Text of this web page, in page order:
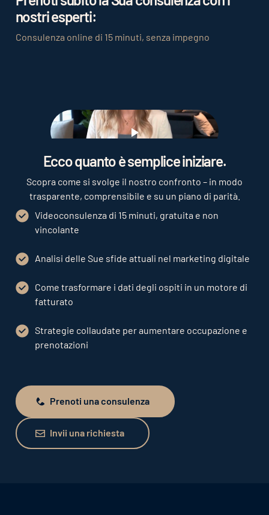
proprio target.
nostri esperti:
Consulenza online di 15 minuti, senza impegno
Play
Ecco quanto è semplice iniziare.
Scopra come si svolge il nostro confronto – in modo
trasparente, comprensibile e su un piano di parità.
Videoconsulenza di 15 minuti, gratuita e non
vincolante
Analisi delle Sue sfide attuali nel marketing digitale
Come trasformare i dati degli ospiti in un motore di
fatturato
Strategie collaudate per aumentare occupazione e
prenotazioni
Prenoti una consulenza
Prenoti una consulenza
Invii una richiesta
Invii una richiesta